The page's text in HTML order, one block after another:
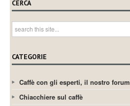
CERCA
CATEGORIE
Caffè con gli esperti, il nostro forum
Chiacchiere sul caffè